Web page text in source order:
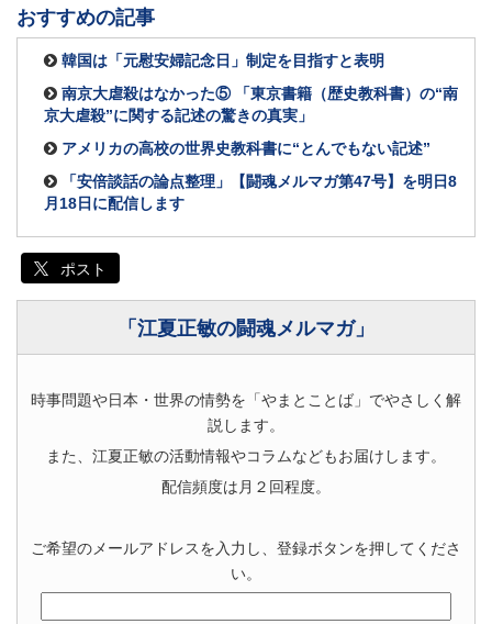
おすすめの記事
韓国は「元慰安婦記念日」制定を目指すと表明
南京大虐殺はなかった⑤ 「東京書籍（歴史教科書）の“南
京大虐殺”に関する記述の驚きの真実」
アメリカの高校の世界史教科書に“とんでもない記述”
「安倍談話の論点整理」【闘魂メルマガ第47号】を明日8
月18日に配信します
ポスト
「江夏正敏の闘魂メルマガ」
時事問題や日本・世界の情勢を「やまとことば」でやさしく解
説します。
また、江夏正敏の活動情報やコラムなどもお届けします。
配信頻度は月２回程度。
ご希望のメールアドレスを入力し、登録ボタンを押してくださ
い。